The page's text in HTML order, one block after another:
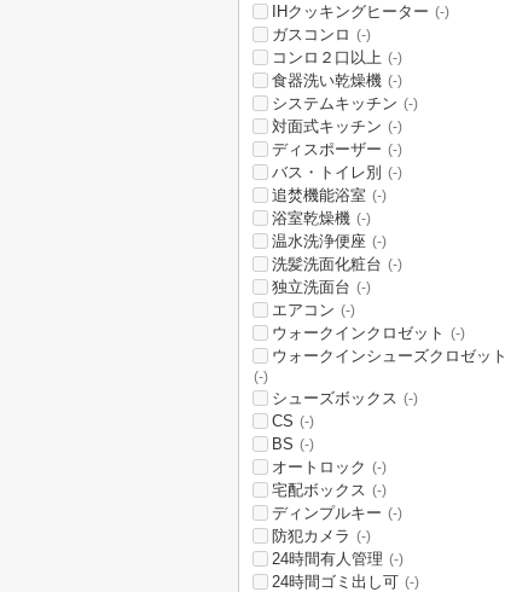
IHクッキングヒーター (-)
ガスコンロ (-)
コンロ２口以上 (-)
食器洗い乾燥機 (-)
システムキッチン (-)
対面式キッチン (-)
ディスポーザー (-)
バス・トイレ別 (-)
追焚機能浴室 (-)
浴室乾燥機 (-)
温水洗浄便座 (-)
洗髪洗面化粧台 (-)
独立洗面台 (-)
エアコン (-)
ウォークインクロゼット (-)
ウォークインシューズクロゼット
(-)
シューズボックス (-)
CS (-)
BS (-)
オートロック (-)
宅配ボックス (-)
ディンプルキー (-)
防犯カメラ (-)
24時間有人管理 (-)
24時間ゴミ出し可 (-)